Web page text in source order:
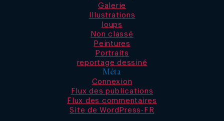
Galerie
Illustrations
loups
Non classé
Peintures
Portraits
reportage dessiné
Méta
Connexion
Flux des publications
Flux des commentaires
Site de WordPress-FR